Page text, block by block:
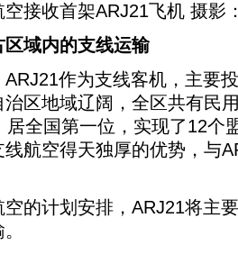
收首架ARJ21飞机 摄影
域内的支线运输
作为支线客机，主要
区地域辽阔，全区共有民
居全国第一位，实现了12个
航空得天独厚的优势，与
计划安排，ARJ21将主